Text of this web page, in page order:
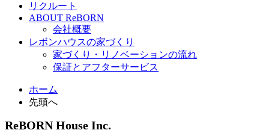
リクルート
ABOUT ReBORN
会社概要
レボンハウスの家づくり
家づくり・リノベーションの流れ
保証とアフターサービス
ホーム
先頭へ
ReBORN House Inc.